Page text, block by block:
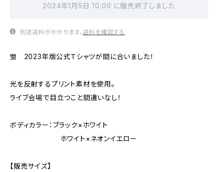
2024年1月5日 10:00 に販売終了しました
別途送料がかかります。送料を確認する
蛍 2023年版公式Ｔシャツが間に合いました！
光を反射するプリント素材を使用。
ライブ会場で目立つこと間違いなし！
ボディカラー：ブラック×ホワイト
ホワイト×ネオンイエロー
【販売サイズ】